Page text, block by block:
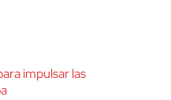
impulsar las